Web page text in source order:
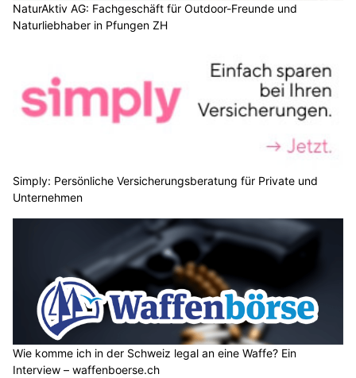
NaturAktiv AG: Fachgeschäft für Outdoor-Freunde und
Naturliebhaber in Pfungen ZH
Simply: Persönliche Versicherungsberatung für Private und
Unternehmen
Wie komme ich in der Schweiz legal an eine Waffe? Ein
Interview – waffenboerse.ch